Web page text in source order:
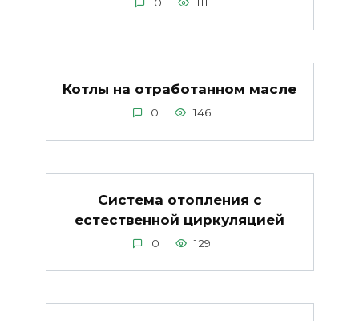
Котлы на отработанном масле
0 146
Система отопления с
естественной циркуляцией
0 129